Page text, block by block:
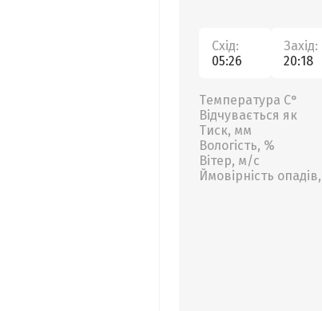
Схід:
05:26
Захід:
20:18
Температура С°
Відчувається як
Тиск, мм
Вологість, %
Вітер, м/с
Ймовірність